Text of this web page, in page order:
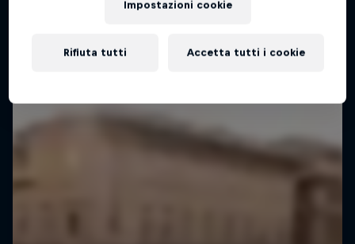
Impostazioni cookie
Rifiuta tutti Accetta tutti i cookie